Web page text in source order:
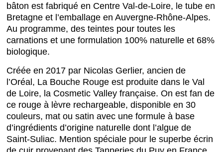
bâton est fabriqué en Centre Val-de-Loire, le tube en
Bretagne et l’emballage en Auvergne-Rhône-Alpes.
Au programme, des teintes pour toutes les
carnations et une formulation 100% naturelle et 68%
biologique.
Créée en 2017 par Nicolas Gerlier, ancien de
l’Oréal, La Bouche Rouge est produite dans le Val
de Loire, la Cosmetic Valley française. On est fan de
ce rouge à lèvre rechargeable, disponible en 30
couleurs, mat ou satin avec une formule à base
d’ingrédients d’origine naturelle dont l’algue de
Saint-Suliac. Mention spéciale pour le superbe écrin